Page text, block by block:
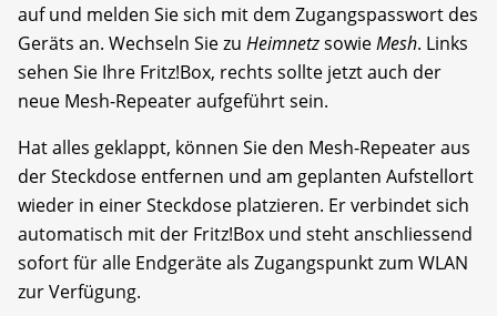
auf und melden Sie sich mit dem Zugangspasswort des
Geräts an. Wechseln Sie zu HeimnetzsowieMesh. Links
sehen Sie Ihre Fritz!Box, rechts sollte jetzt auch der
neue Mesh-Repeater aufgeführt sein.
Hat alles geklappt, können Sie den Mesh-Repeater aus
der Steckdose entfernen und am geplanten Aufstellort
wieder in einer Steckdose platzieren. Er verbindet sich
automatisch mit der Fritz!Box und steht anschliessend
sofort für alle Endgeräte als Zugangspunkt zum WLAN
zur Verfügung.